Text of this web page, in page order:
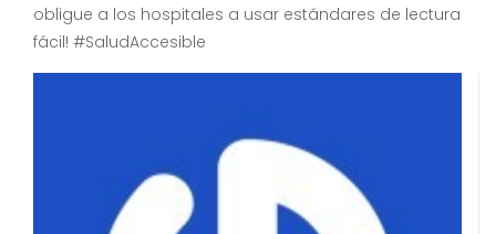
obligue a los hospitales a usar estándares de lectura
fácil! #SaludAccesible